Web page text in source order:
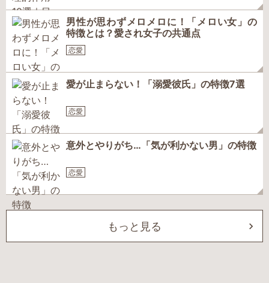
男性が思わずメロメロに！「メロい女」の
特徴とは？愛され女子の共通点
恋愛
愛が止まらない！「溺愛彼氏」の特徴7選
恋愛
意外とやりがち…「気が利かない男」の特徴
恋愛
もっと見る